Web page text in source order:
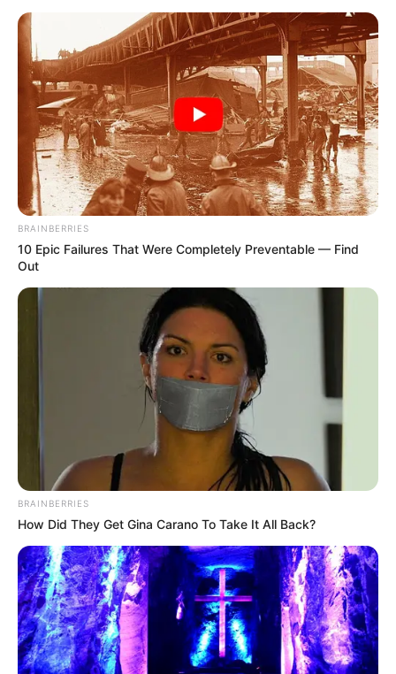
BRAINBERRIES
10 Epic Failures That Were Completely Preventable — Find
Out
BRAINBERRIES
How Did They Get Gina Carano To Take It All Back?